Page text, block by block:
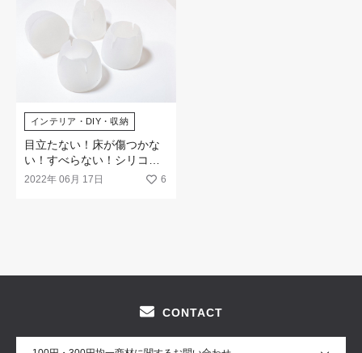
インテリア・DIY・収納
目立たない！床が傷つかな
い！すべらない！シリコン
イス脚カバー
2022年 06月 17日 6
CONTACT